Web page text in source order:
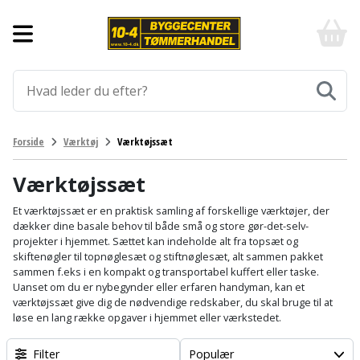
Aluprofiler
Armering
Befæstigelse
Bordplade
Byggeplader
Bygningsbeslag
Gulve
Fliser
og
klinker
Gulvtilbehør
Gulvunderlag
Gulvvarme
Laminatgulv
Værktøj
Afmærkning
Arbejdsbuk
Arbejdsvogn
Bærehåndtag
Båndstrammer
og
Elværktøj
Afkortersav
Afstandsmåler
Arbejdsbord
Arbejdslamper
og
Havemaskiner
Brændekløver
Buskrydder
Dykpumpe
Hus,
have
og
fritid
Affaldssortering
Maling
-
billigt
og
Klik
Forside Værktøj Værktøjssæt
Værktøjssæt
Et værktøjssæt er en praktisk samling af forskellige værktøjer, der
dækker dine basale behov til både små og store gør-det-selv-
projekter i hjemmet. Sættet kan indeholde alt fra topsæt og
skiftenøgler til topnøglesæt og stiftnøglesæt, alt sammen pakket
sammen f.eks i en kompakt og transportabel kuffert eller taske.
Uanset om du er nybegynder eller erfaren handyman, kan et
værktøjssæt give dig de nødvendige redskaber, du skal bruge til at
løse en lang række opgaver i hjemmet eller værkstedet.
Filter Populær